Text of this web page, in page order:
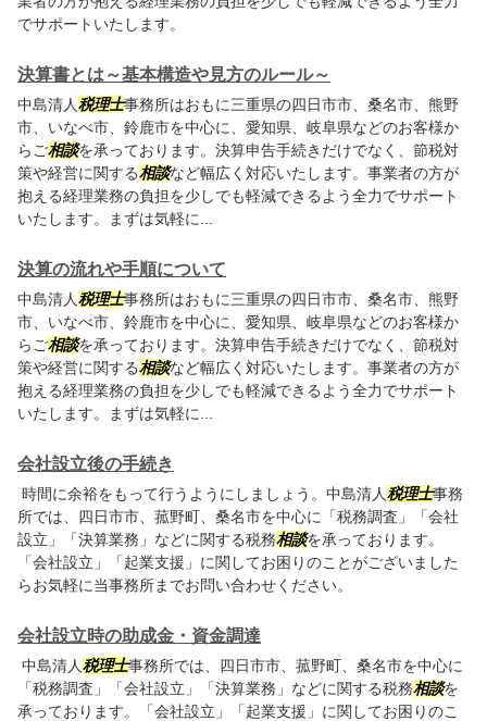
でサポートいたします。
決算書とは～基本構造や見方のルール～
中島清人税理士事務所はおもに三重県の四日市市、桑名市、熊野
市、いなべ市、鈴鹿市を中心に、愛知県、岐阜県などのお客様か
らご相談を承っております。決算申告手続きだけでなく、節税対
策や経営に関する相談など幅広く対応いたします。事業者の方が
抱える経理業務の負担を少しでも軽減できるよう全力でサポート
いたします。まずは気軽に...
決算の流れや手順について
中島清人税理士事務所はおもに三重県の四日市市、桑名市、熊野
市、いなべ市、鈴鹿市を中心に、愛知県、岐阜県などのお客様か
らご相談を承っております。決算申告手続きだけでなく、節税対
策や経営に関する相談など幅広く対応いたします。事業者の方が
抱える経理業務の負担を少しでも軽減できるよう全力でサポート
いたします。まずは気軽に...
会社設立後の手続き
時間に余裕をもって行うようにしましょう。中島清人税理士事務
所では、四日市市、菰野町、桑名市を中心に「税務調査」「会社
設立」「決算業務」などに関する税務相談を承っております。
「会社設立」「起業支援」に関してお困りのことがございました
らお気軽に当事務所までお問い合わせください。
会社設立時の助成金・資金調達
中島清人税理士事務所では、四日市市、菰野町、桑名市を中心に
「税務調査」「会社設立」「決算業務」などに関する税務相談を
承っております。「会社設立」「起業支援」に関してお困りのこ